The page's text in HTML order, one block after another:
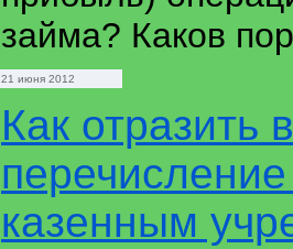
займа? Каков
21 июня 2012
Как отразить
казенным